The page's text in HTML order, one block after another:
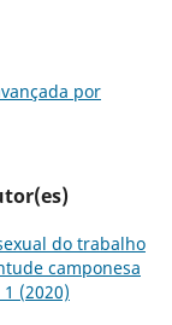
por
do trabalho
camponesa
(2020)